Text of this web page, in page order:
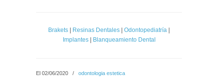
Brakets Resinas Dentales Odontopediatría
Implantes| Blanqueamiento Dental
El 02/06/2020 / odontologia estetica